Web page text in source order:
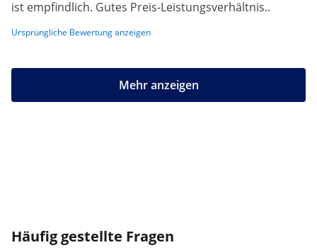
ist empfindlich. Gutes Preis-Leistungsverhältnis..
Ursprüngliche Bewertung anzeigen
Mehr anzeigen
Häufig gestellte Fragen